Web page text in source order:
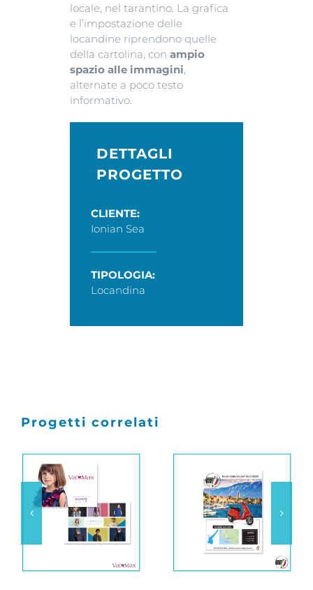
locale, nel tarantino. La grafica
e l’impostazione delle
locandine riprendono quelle
della cartolina, con ampio
spazio alle immagini,
alternate a poco testo
informativo.
DETTAGLI
PROGETTO
CLIENTE:
Ionian Sea
TIPOLOGIA:
Locandina
Progetti correlati